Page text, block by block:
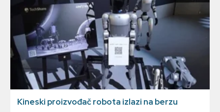
Kineski proizvođač robota izlazi na berzu